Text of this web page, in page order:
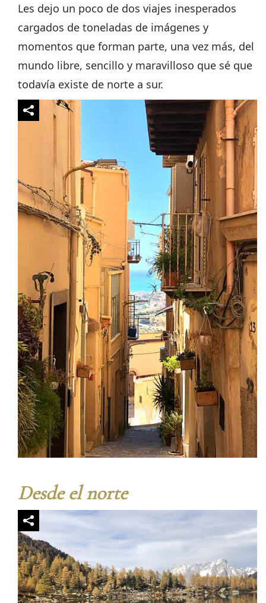
Les dejo un poco de dos viajes inesperados
cargados de toneladas de imágenes y
momentos que forman parte, una vez más, del
mundo libre, sencillo y maravilloso que sé que
todavía existe de norte a sur.
Desde el norte